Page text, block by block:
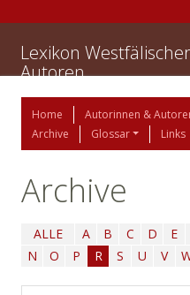
Lexikon
Autoren
Home Autorinnen &
Archive
Glossar Links
Archive
ALLE A B C D E
N
O P R S U V